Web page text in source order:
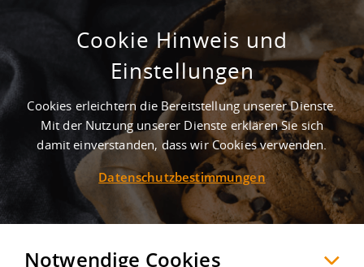
Stahllagerhalle in Essen
EssenEssen , Deutschland
MERKEN VERGLEICHEN EXPORT PDF
Cookie Hinweis und
Einstellungen
Cookies erleichtern die Bereitstellung unserer Dienste.
Mit der Nutzung unserer Dienste erklären Sie sich
damit einverstanden, dass wir Cookies verwenden.
Datenschutzbestimmungen
Notwendige Cookies